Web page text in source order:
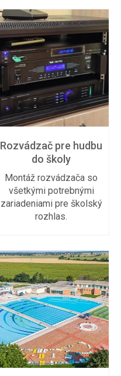
Rozvádzač pre hudbu
do školy
Montáž rozvádzača so
všetkými potrebnými
zariadeniami pre školský
rozhlas.